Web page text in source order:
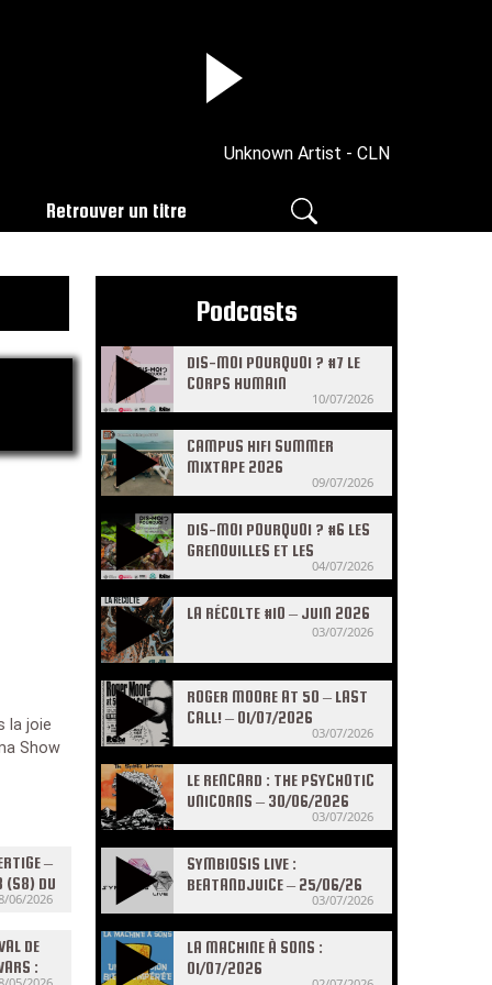
Unknown Artist - CLN
Retrouver un titre
la joie
Show
–
(S8) DU
06/2026
DE
:
Podcasts
DIS-MOI POURQUOI ? #7 LE
CORPS HUMAIN
10/07/2026
CAMPUS HIFI SUMMER
MIXTAPE 2026
09/07/2026
DIS-MOI POURQUOI ? #6 LES
GRENOUILLES ET LES
04/07/2026
LA RÉCOLTE #10 – JUIN 2026
03/07/2026
ROGER MOORE AT 50 – LAST
CALL! – 01/07/2026
03/07/2026
LE RENCARD : THE PSYCHOTIC
UNICORNS – 30/06/2026
03/07/2026
SYMBIOSIS LIVE :
BEATANDJUICE – 25/06/26
03/07/2026
LA MACHINE À SONS :
01/07/2026